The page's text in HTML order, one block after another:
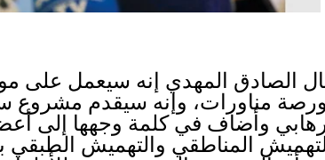
الصادق المهدي إنه سيعمل على
مناورات، وإنه سيقدم مشروع
وأضاف في كلمة وجهها إلى
التهميش المناطقي والتهميش الطبقي